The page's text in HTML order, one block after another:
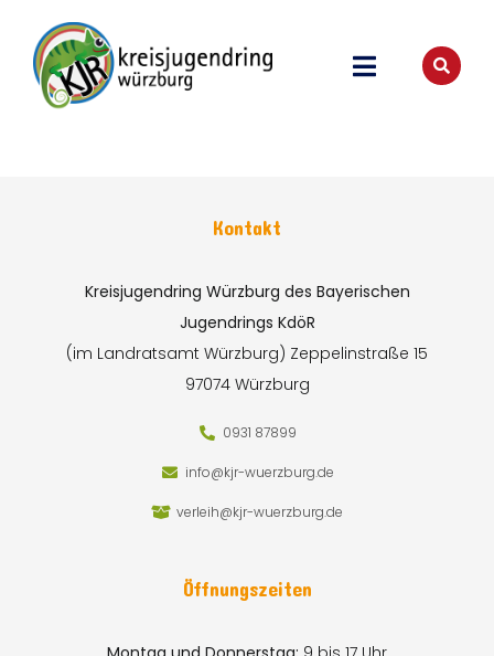
Kontakt
Kreisjugendring Würzburg des Bayerischen
Jugendrings KdöR
(im Landratsamt Würzburg) Zeppelinstraße 15
97074 Würzburg
0931 87899
info@kjr-wuerzburg.de
verleih@kjr-wuerzburg.de
Öffnungszeiten